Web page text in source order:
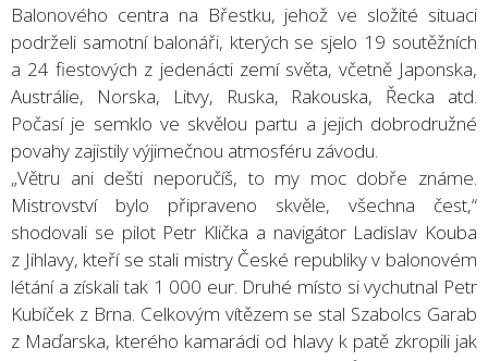
Balonového centra na Břestku, jehož ve složité situaci
podrželi samotní balonáři, kterých se sjelo 19 soutěžních
a 24 fiestových z jedenácti zemí světa, včetně Japonska,
Austrálie, Norska, Litvy, Ruska, Rakouska, Řecka atd.
Počasí je semklo ve skvělou partu a jejich dobrodružné
povahy zajistily výjimečnou atmosféru závodu.
„Větru ani dešti neporučíš, to my moc dobře známe.
Mistrovství bylo připraveno skvěle, všechna čest,“
shodovali se pilot Petr Klička a navigátor Ladislav Kouba
z Jihlavy, kteří se stali mistry České republiky v balonovém
létání a získali tak 1 000 eur. Druhé místo si vychutnal Petr
Kubíček z Brna. Celkovým vítězem se stal Szabolcs Garab
z Maďarska, kterého kamarádi od hlavy k patě zkropili jak